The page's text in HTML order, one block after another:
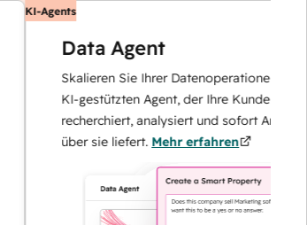
KI-Agents
Data Agent
Skalieren Sie Ihrer Datenoperationen mit
KI-gestützten Agent, der Ihre Kunden
recherchiert, analysiert und sofort Antworten
über sie liefert.Mehr erfahren